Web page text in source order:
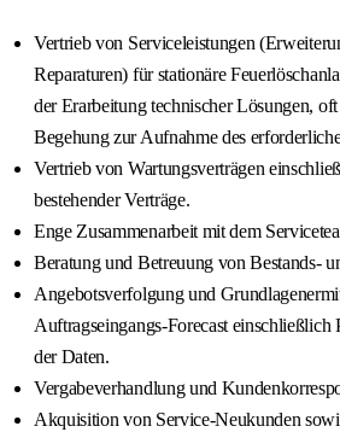
Vertrieb von Serviceleistungen
Reparaturen) für stationäre
der Erarbeitung technischer Lösungen,
Begehung zur Aufnahme des
Vertrieb von Wartungsverträgen
bestehender Verträge.
Enge Zusammenarbeit mit dem
Beratung und Betreuung von Bestands-
Angebotsverfolgung und
Auftragseingangs-Forecast
der Daten.
Vergabeverhandlung und
Akquisition von Service-Neukunden